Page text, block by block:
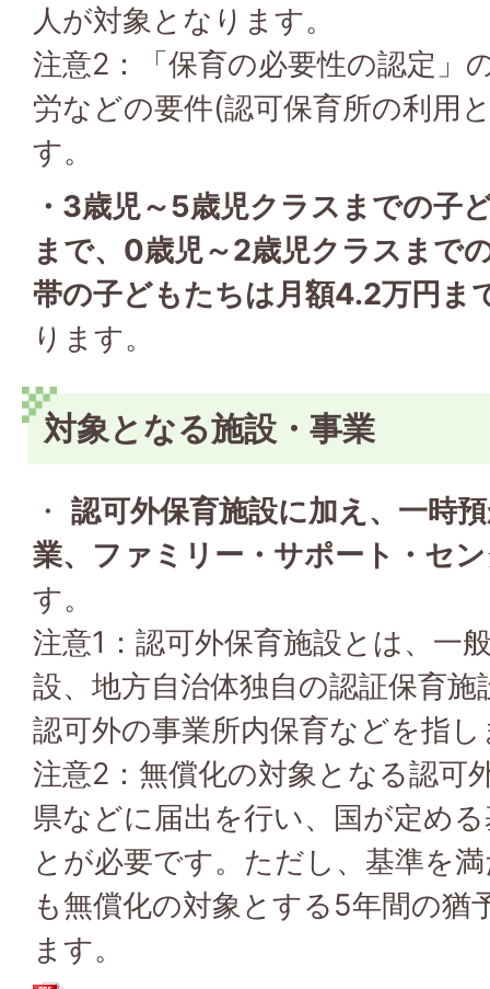
人が対象となります。
注意2：「保育の必要性の認定」
労などの要件(認可保育所の利用
す。
・3歳児～5歳児クラスまでの子
まで、0歳児～2歳児クラスまで
帯の子どもたちは月額4.2万円ま
ります。
対象となる施設・事業
・ 認可外保育施設に加え、一時
業、ファミリー・サポート・セ
す。
注意1：認可外保育施設とは、一
設、地方自治体独自の認証保育
認可外の事業所内保育などを指
注意2：無償化の対象となる認可
県などに届出を行い、国が定め
とが必要です。ただし、基準を
も無償化の対象とする5年間の猶
ます。